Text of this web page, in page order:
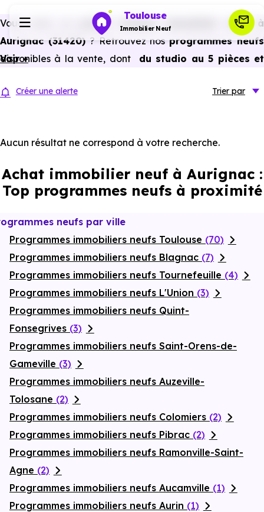
Toulouse
Immobilier Neuf
Investir
Actualités
Ressources
Financer
Vous avez un
projet d’achat immobilier neuf à
Aurignac (31420)? Retrouvez nos programmes neufs
disponibles à la vente, dont
du studio au 5 pièces et
avantages du neuf :PTZ, TVA réduitedans certains cas,
énergétiques, garanties constructeur, etc.
Voir +
Créer une alerte Trier par
Aucun résultat ne correspond à votre recherche.
Achat immobilier neuf à Aurignac :
Top programmes neufs à proximité
neufs par ville
Programmes immobiliers neufs Toulouse (70)
Programmes immobiliers neufs Blagnac (7)
Programmes immobiliers neufs Tournefeuille (4)
Programmes immobiliers neufs L'Union (3)
Programmes immobiliers neufs Quint-
Fonsegrives (3)
Programmes immobiliers neufs Saint-Orens-de-
Gameville (3)
Programmes immobiliers neufs Auzeville-
Tolosane (2)
Programmes immobiliers neufs Colomiers (2)
Programmes immobiliers neufs Pibrac (2)
Programmes immobiliers neufs Ramonville-Saint-
Agne (2)
Programmes immobiliers neufs Aucamville (1)
Programmes immobiliers neufs Aurin (1)